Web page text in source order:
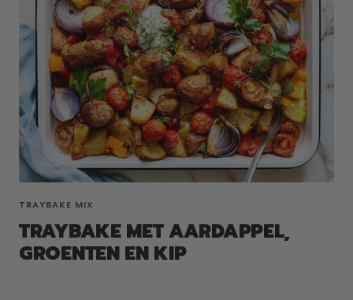
TRAYBAKE MIX
TRAYBAKE MET AARDAPPEL,
GROENTEN EN KIP